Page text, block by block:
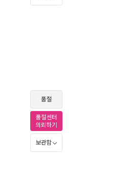
품절
품절센터
의뢰하기
보관함